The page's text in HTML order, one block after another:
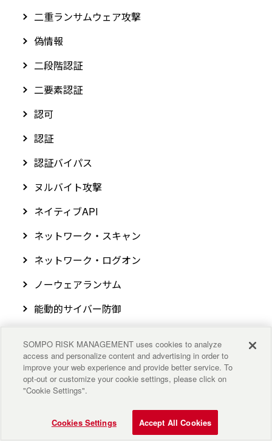
二重ランサムウェア攻撃
偽情報
二段階認証
二要素認証
認可
認証
認証バイパス
ヌルバイト攻撃
ネイティブAPI
ネットワーク・スキャン
ネットワーク・ログオン
ノーウェアランサム
能動的サイバー防御
は～わ行
あ～な行
数字 記号
SOMPO RISK MANAGEMENT uses cookies to analyze
access and personalize content and advertising in order to
improve your web experience and provide better service. To
opt-out or customize your cookie settings, please click on
"Cookie Settings".
Cookies Settings Accept All Cookies